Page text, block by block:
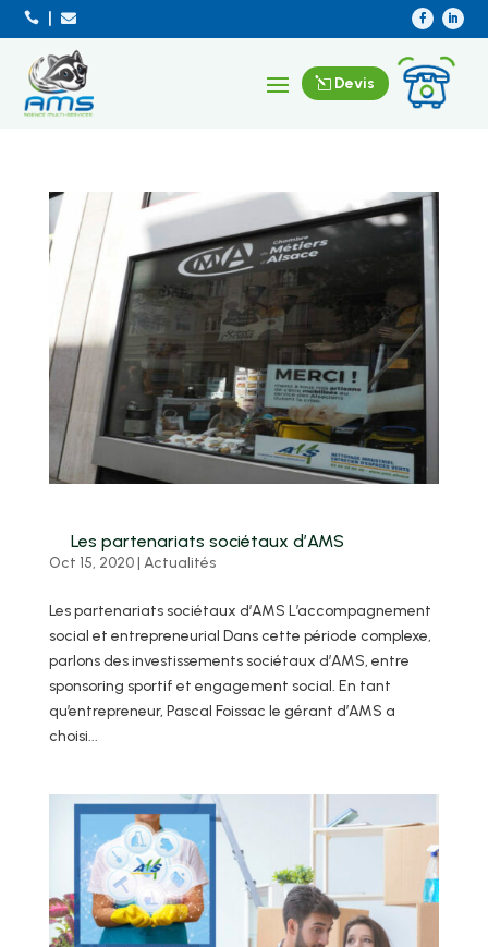
 
Devis
Les partenariats sociétaux d’AMS
Oct 15, 2020| Actualités
Les partenariats sociétaux d’AMS L’accompagnement
social et entrepreneurial Dans cette période complexe,
parlons des investissements sociétaux d’AMS, entre
sponsoring sportif et engagement social. En tant
qu’entrepreneur, Pascal Foissac le gérant d’AMS a
choisi...